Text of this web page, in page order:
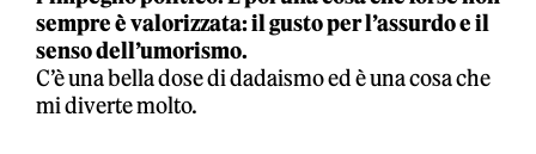
sempre è valorizzata: il gusto per l’assurdo e il
senso dell’umorismo.
C’è una bella dose di dadaismo ed è una cosa che
mi diverte molto.